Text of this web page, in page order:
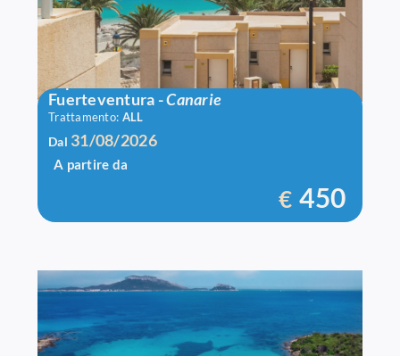
Alpiclub Sbh Monica Beach
Fuerteventura -Canarie
Trattamento: ALL
Dal 31/08/2026
A partire da
€ 450